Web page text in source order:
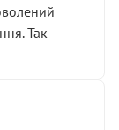
Так